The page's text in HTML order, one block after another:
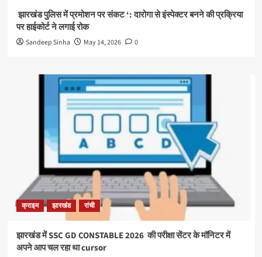
झारखंड पुलिस में प्रमोशन पर संकट ‘: दारोगा से इंस्पेक्टर बनने की प्रक्रिया
पर हाईकोर्ट ने लगाई रोक
Sandeep Sinha May 14, 2026 0
क्राइम झारखंड रांची
झारखंड में SSC GD CONSTABLE 2026 की परीक्षा सेंटर के मॉनिटर में
अपने आप चल रहा था cursor